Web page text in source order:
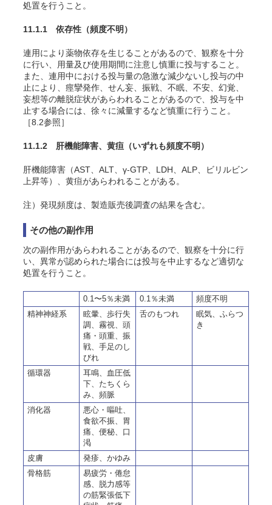
処置を行うこと。
11.1.1 依存性 （頻度不明）
連用により薬物依存を生じることがあるので、観察を十分
に行い、用量及び使用期間に注意し慎重に投与すること。
また、連用中における投与量の急激な減少ないし投与の中
止により、痙攣発作、せん妄、振戦、不眠、不安、幻覚、
妄想等の離脱症状があらわれることがあるので、投与を中
止する場合には、徐々に減量するなど慎重に行うこと。
［8.2参照］
11.1.2 肝機能障害、黄疸 （いずれも頻度不明）
肝機能障害（AST、ALT、γ-GTP、LDH、ALP、ビリルビン
上昇等）、黄疸があらわれることがある。
注）発現頻度は、製造販売後調査の結果を含む。
その他の副作用
次の副作用があらわれることがあるので、観察を十分に行
い、異常が認められた場合には投与を中止するなど適切な
処置を行うこと。
0.1〜5％未満 0.1％未満
頻度不明
精神神経系
眩暈、歩行失
調、霧視、頭
痛・頭重、振
戦、手足のし
びれ
舌のもつれ
眠気、ふらつ
き
循環器
耳鳴、血圧低
下、たちくら
み、頻脈
消化器
悪心・嘔吐、
食欲不振、胃
痛、便秘、口
渇
皮膚
発疹、かゆみ
骨格筋
易疲労・倦怠
感、脱力感等
の筋緊張低下